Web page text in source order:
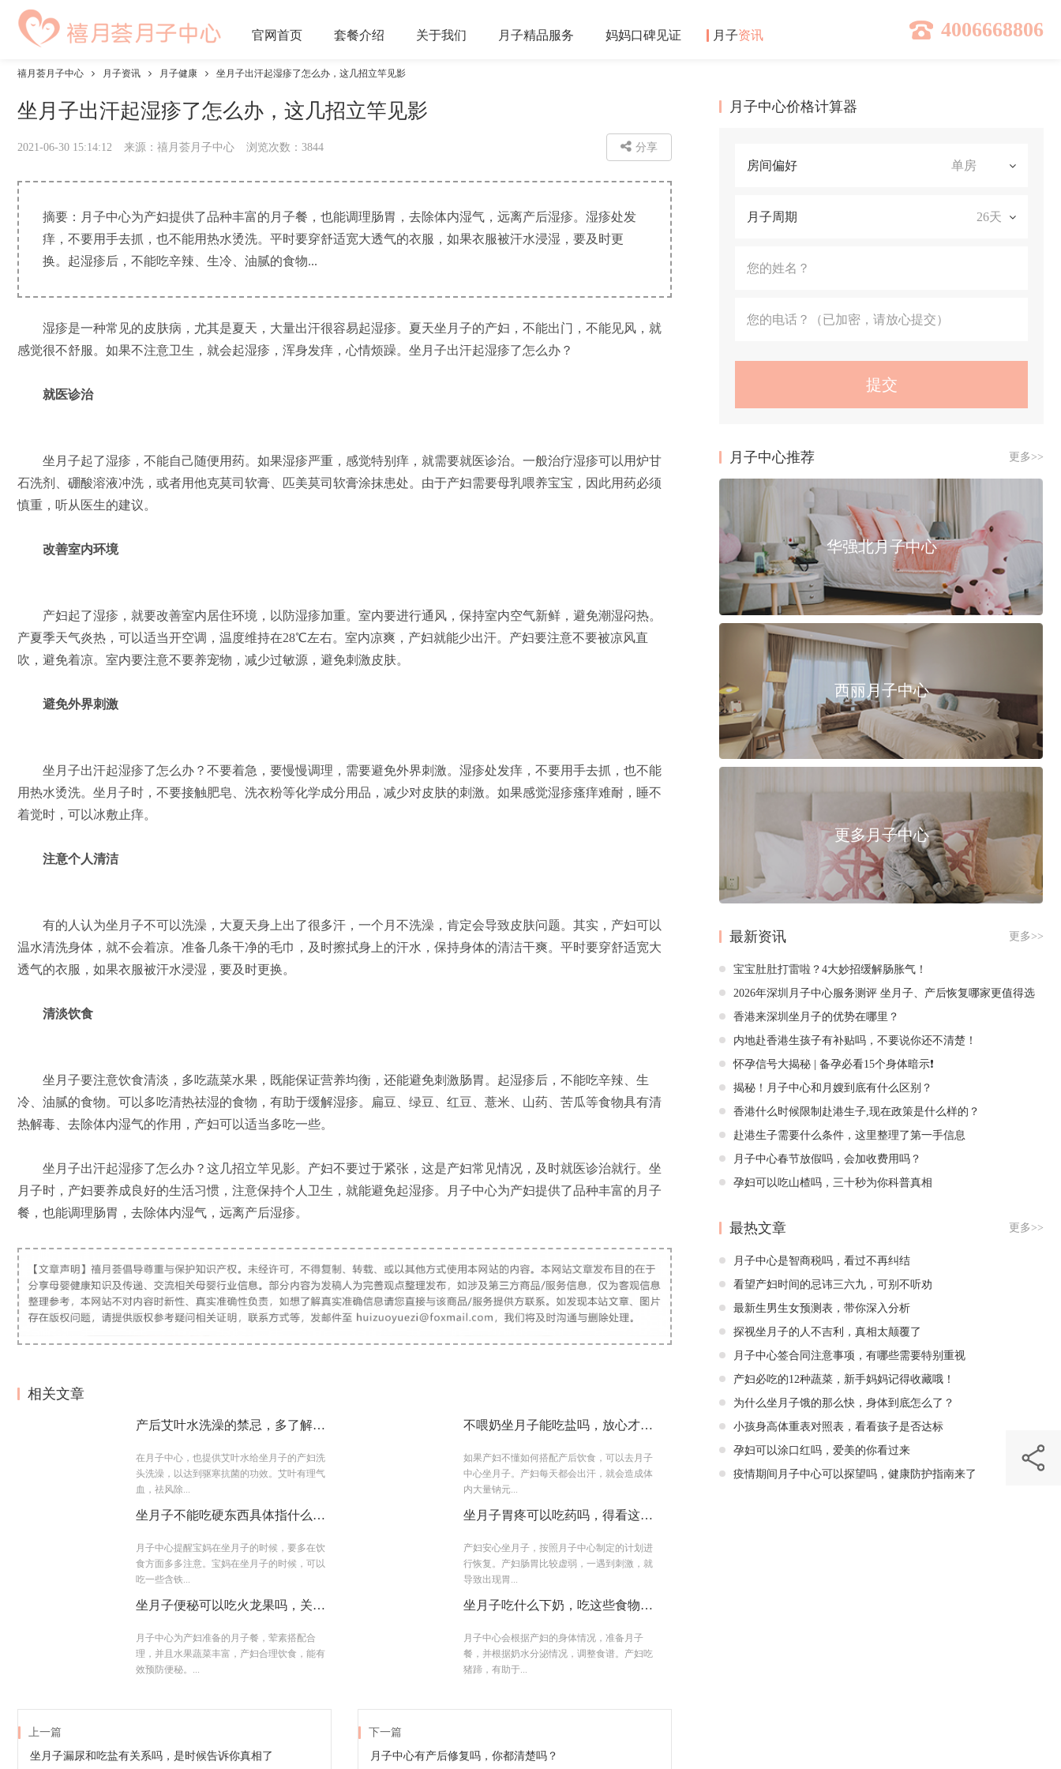
官网首页 套餐介绍 关于我们 月子精品服务 妈妈口碑见证 月子资讯 4006668806
禧月荟月子中心 月子资讯 月子健康 坐月子出汗起湿疹了怎么办，这几招立竿见影
坐月子出汗起湿疹了怎么办，这几招立竿见影
2021-06-30 15:14:12 来源：禧月荟月子中心 浏览次数： 3844 分享
摘要：月子中心为产妇提供了品种丰富的月子餐，也能调理肠胃，去除体内湿气，远离产后湿疹。湿疹处发
痒，不要用手去抓，也不能用热水烫洗。平时要穿舒适宽大透气的衣服，如果衣服被汗水浸湿，要及时更
换。起湿疹后，不能吃辛辣、生冷、油腻的食物...
湿疹是一种常见的皮肤病，尤其是夏天，大量出汗很容易起湿疹。夏天坐月子的产妇，不能出门，不能见风，就
感觉很不舒服。如果不注意卫生，就会起湿疹，浑身发痒，心情烦躁。坐月子出汗起湿疹了怎么办？
就医诊治
坐月子起了湿疹，不能自己随便用药。如果湿疹严重，感觉特别痒，就需要就医诊治。一般治疗湿疹可以用炉甘
石洗剂、硼酸溶液冲洗，或者用他克莫司软膏、匹美莫司软膏涂抹患处。由于产妇需要母乳喂养宝宝，因此用药必须
慎重，听从医生的建议。
改善室内环境
产妇起了湿疹，就要改善室内居住环境，以防湿疹加重。室内要进行通风，保持室内空气新鲜，避免潮湿闷热。
产夏季天气炎热，可以适当开空调，温度维持在28℃左右。室内凉爽，产妇就能少出汗。产妇要注意不要被凉风直
吹，避免着凉。室内要注意不要养宠物，减少过敏源，避免刺激皮肤。
避免外界刺激
坐月子出汗起湿疹了怎么办？不要着急，要慢慢调理，需要避免外界刺激。湿疹处发痒，不要用手去抓，也不能
用热水烫洗。坐月子时，不要接触肥皂、洗衣粉等化学成分用品，减少对皮肤的刺激。如果感觉湿疹瘙痒难耐，睡不
着觉时，可以冰敷止痒。
注意个人清洁
有的人认为坐月子不可以洗澡，大夏天身上出了很多汗，一个月不洗澡，肯定会导致皮肤问题。其实，产妇可以
温水清洗身体，就不会着凉。准备几条干净的毛巾，及时擦拭身上的汗水，保持身体的清洁干爽。平时要穿舒适宽大
透气的衣服，如果衣服被汗水浸湿，要及时更换。
清淡饮食
坐月子要注意饮食清淡，多吃蔬菜水果，既能保证营养均衡，还能避免刺激肠胃。起湿疹后，不能吃辛辣、生
冷、油腻的食物。可以多吃清热祛湿的食物，有助于缓解湿疹。扁豆、绿豆、红豆、薏米、山药、苦瓜等食物具有清
热解毒、去除体内湿气的作用，产妇可以适当多吃一些。
坐月子出汗起湿疹了怎么办？这几招立竿见影。产妇不要过于紧张，这是产妇常见情况，及时就医诊治就行。坐
月子时，产妇要养成良好的生活习惯，注意保持个人卫生，就能避免起湿疹。月子中心为产妇提供了品种丰富的月子
餐，也能调理肠胃，去除体内湿气，远离产后湿疹。
相关文章
产后艾叶水洗澡的禁忌，多了解没
在月子中心，也提供艾叶水给坐月子的产妇洗
头洗澡，以达到驱寒抗菌的功效。艾叶有理气
血，祛风除...
不喂奶坐月子能吃盐吗，放心才能
如果产妇不懂如何搭配产后饮食，可以去月子
中心坐月子。产妇每天都会出汗，就会造成体
内大量钠元...
坐月子不能吃硬东西具体指什么，
月子中心提醒宝妈在坐月子的时候，要多在饮
食方面多多注意。宝妈在坐月子的时候，可以
吃一些含铁...
坐月子胃疼可以吃药吗，得看这几
产妇安心坐月子，按照月子中心制定的计划进
行恢复。产妇肠胃比较虚弱，一遇到刺激，就
导致出现胃...
坐月子便秘可以吃火龙果吗，关键
月子中心为产妇准备的月子餐，荤素搭配合
理，并且水果蔬菜丰富，产妇合理饮食，能有
效预防便秘。...
坐月子吃什么下奶，吃这些食物就
月子中心会根据产妇的身体情况，准备月子
餐，并根据奶水分泌情况，调整食谱。产妇吃
猪蹄，有助于...
上一篇
坐月子漏尿和吃盐有关系吗，是时候告诉你真相了
下一篇
月子中心有产后修复吗，你都清楚吗？
月子中心价格计算器
房间偏好
月子周期
月子中心推荐 更多>>
华强北月子中心
西丽月子中心
更多月子中心
最新资讯 更多>>
宝宝肚肚打雷啦？4大妙招缓解肠胀气！
2026年深圳月子中心服务测评 坐月子、产后恢复哪家更值得选
香港来深圳坐月子的优势在哪里？
内地赴香港生孩子有补贴吗，不要说你还不清楚！
怀孕信号大揭秘 | 备孕必看15个身体暗示❗️
揭秘！月子中心和月嫂到底有什么区别？
香港什么时候限制赴港生子,现在政策是什么样的？
赴港生子需要什么条件，这里整理了第一手信息
月子中心春节放假吗，会加收费用吗？
孕妇可以吃山楂吗，三十秒为你科普真相
最热文章 更多>>
月子中心是智商税吗，看过不再纠结
看望产妇时间的忌讳三六九，可别不听劝
最新生男生女预测表，带你深入分析
探视坐月子的人不吉利，真相太颠覆了
月子中心签合同注意事项，有哪些需要特别重视
产妇必吃的12种蔬菜，新手妈妈记得收藏哦！
为什么坐月子饿的那么快，身体到底怎么了？
小孩身高体重表对照表，看看孩子是否达标
孕妇可以涂口红吗，爱美的你看过来
疫情期间月子中心可以探望吗，健康防护指南来了